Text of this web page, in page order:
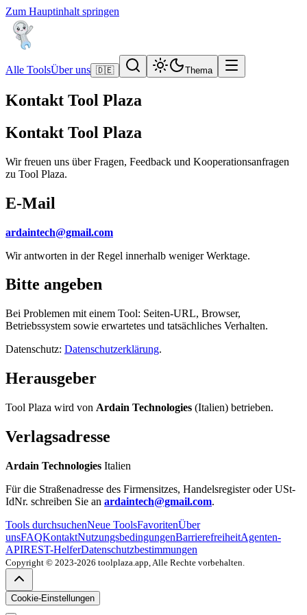
Zum Hauptinhalt springen
Alle ToolsÜber uns 🇩🇪 Thema
Kontakt Tool Plaza
Kontakt Tool Plaza
Wir freuen uns über Fragen, Feedback und Kooperationsanfragen
zu Tool Plaza.
E-Mail
ardaintech@gmail.com
Wir antworten in der Regel innerhalb weniger Werktage.
Bitte angeben
Bei Problemen mit einem Tool: Seiten-URL, Browser,
Betriebssystem sowie erwartetes und tatsächliches Verhalten.
Datenschutz: Datenschutzerklärung.
Herausgeber
Tool Plaza wird von Ardain Technologies (Italien) betrieben.
Verlagsadresse
Ardain Technologies Italien
Für die Straßenadresse des Firmensitzes, Handelsregister oder USt-
IdNr. schreiben Sie an ardaintech@gmail.com.
Tools durchsuchenNeue ToolsFavoritenÜber
unsFAQKontaktNutzungsbedingungenBarrierefreiheitAgenten-
APIREST-HelferDatenschutzbestimmungen
Copyright © 2023-2026 toolplaza.app, Alle Rechte vorbehalten.
Cookie-Einstellungen